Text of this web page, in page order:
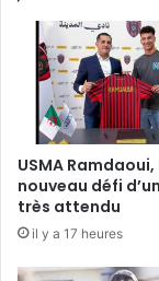
USMA Ramdaoui,
nouveau défi
très attendu
il y a 17 heures